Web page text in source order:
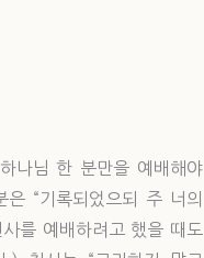
나님 한 분만을 예배해야
“기록되었으되 주 너의
를 예배하려고 했을 때도